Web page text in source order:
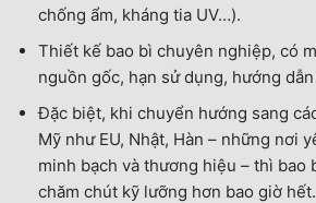
chống ẩm, kháng tia UV…).
Thiết kế bao bì chuyên nghiệp, có
nguồn gốc, hạn sử dụng, hướng
Đặc biệt, khi chuyển hướng sang
Mỹ như EU, Nhật, Hàn – những nơi
minh bạch và thương hiệu – thì bao
chăm chút kỹ lưỡng hơn bao giờ hết.